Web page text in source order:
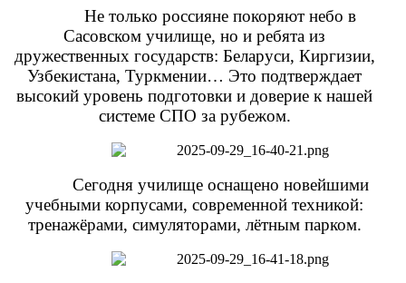
Не только россияне покоряют небо в
Сасовском училище, но и ребята из
дружественных государств: Беларуси, Киргизии,
Узбекистана, Туркмении… Это подтверждает
высокий уровень подготовки и доверие к нашей
системе СПО за рубежом.
Сегодня училище оснащено новейшими
учебными корпусами, современной техникой:
тренажёрами, симуляторами, лётным парком.